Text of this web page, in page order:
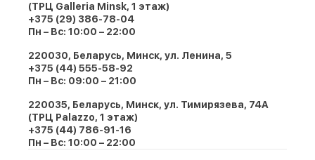
(ТРЦ Galleria Minsk, 1 этаж)
+375 (29) 386-78-04
Пн – Вс: 10:00 – 22:00
220030, Беларусь, Минск, ул. Ленина, 5
+375 (44) 555-58-92
Пн – Вс: 09:00 – 21:00
220035, Беларусь, Минск, ул. Тимирязева, 74A
(ТРЦ Palazzo, 1 этаж)
+375 (44) 786-91-16
Пн – Вс: 10:00 – 22:00